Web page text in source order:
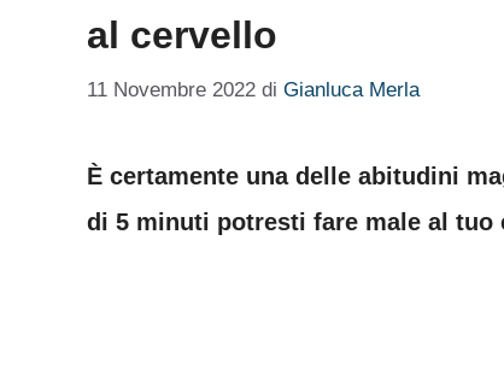
al cervello
11 Novembre 2022 di Gianluca Merla
È certamente una delle abitudini
di 5 minuti potresti fare male al tuo